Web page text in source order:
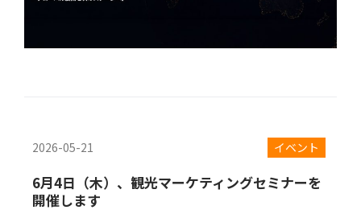
2026-05-21 イベント
6月4日（木）、観光マーケティングセミナーを
開催します